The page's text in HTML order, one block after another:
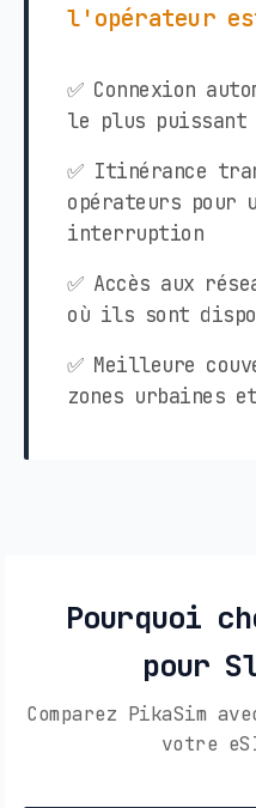
l'opérateur
✅ Connexion
le plus puissant
✅ Itinérance
opérateurs pour
interruption
✅ Accès aux
où ils sont
✅ Meilleure
zones urbaines
Pourquoi
pour
Comparez PikaSim
votre